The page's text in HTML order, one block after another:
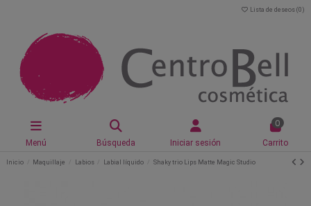
Lista de deseos (0 )
Menú Búsqueda Iniciar sesión
0
Carrito
Inicio Maquillaje Labios Labial líquido Shaky trio Lips Matte Magic Studio